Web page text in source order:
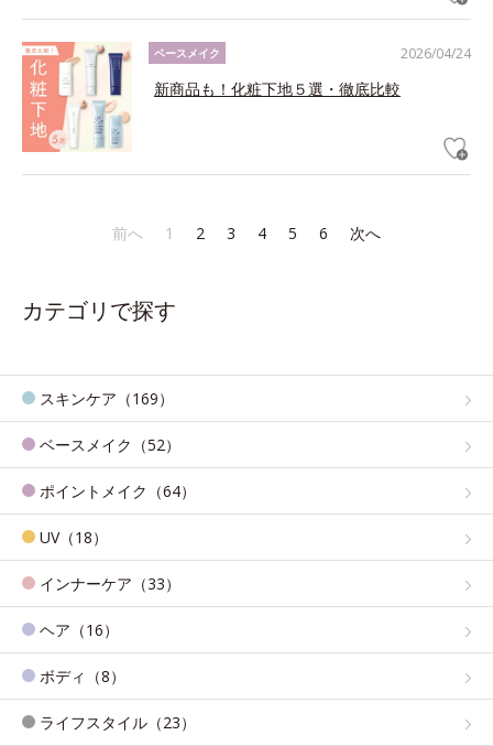
2026/04/24
ベースメイク
新商品も！化粧下地５選・徹底比較
前へ 1 2 3 4 5 6 次へ
カテゴリで探す
スキンケア（169）
ベースメイク（52）
ポイントメイク（64）
UV（18）
インナーケア（33）
ヘア（16）
ボディ（8）
ライフスタイル（23）